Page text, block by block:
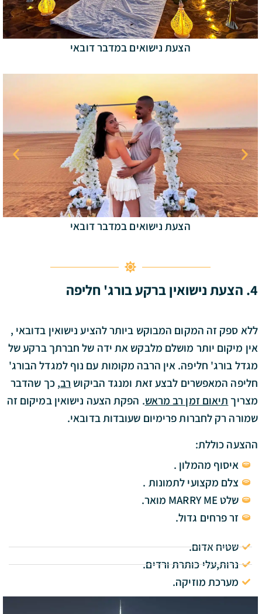
הצעת נישואים במדבר דובאי
הצעת נישואים במדבר דובאי
4. הצעת נישואין ברקע בורג' חליפה
ללא ספק זה המקום המבוקש ביותר להציע נישואין בדובאי ,
אין מיקום יותר מושלם מלבקש את ידה של חברתך ברקע של
מגדל בורג' חליפה. אין הרבה מקומות עם נוף למגדל הבורג'
חליפה המאפשרים לבצע זאת ומנגד הביקוש רב, כך שהדבר
מצריך תיאום זמן רב מראש. הפקת הצעה נישואין במיקום זה
שמורה רק לחברות פרימיום שעובדות בדובאי.
ההצעה כוללת:
איסוף מהמלון .
צלם מקצועי לתמונות .
שלט MARRY ME מואר.
זר פרחים גדול.
שטיח אדום.
נרות,עלי כותרת ורדים.
מערכת מוזיקה.